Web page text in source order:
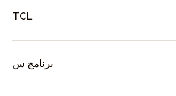
TCL
برنامج س